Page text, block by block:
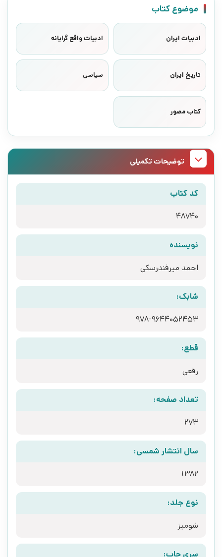
موضوع کتاب
ادبیات ایران ادبیات واقع گرایانه
تاریخ ایران سیاسی
کتاب مصور
توضیحات تکمیلی
کد کتاب
48740
نویسنده
احمد میرفندرسکی
شابک:
978-9644052453
قطع:
رقعی
تعداد صفحه:
273
سال انتشار شمسی:
1382
نوع جلد:
شومیز
سری چاپ: